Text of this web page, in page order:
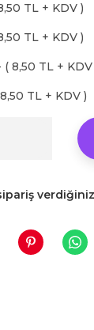
TL + KDV )
TL + KDV )
( 8,50 TL + KDV
TL + KDV )